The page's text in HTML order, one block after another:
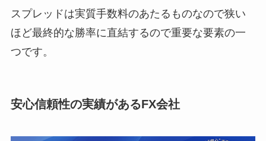
スプレッドは実質手数料のあたるものなので狭い
ほど最終的な勝率に直結するので重要な要素の一
つです。
安心信頼性の実績があるFX会社